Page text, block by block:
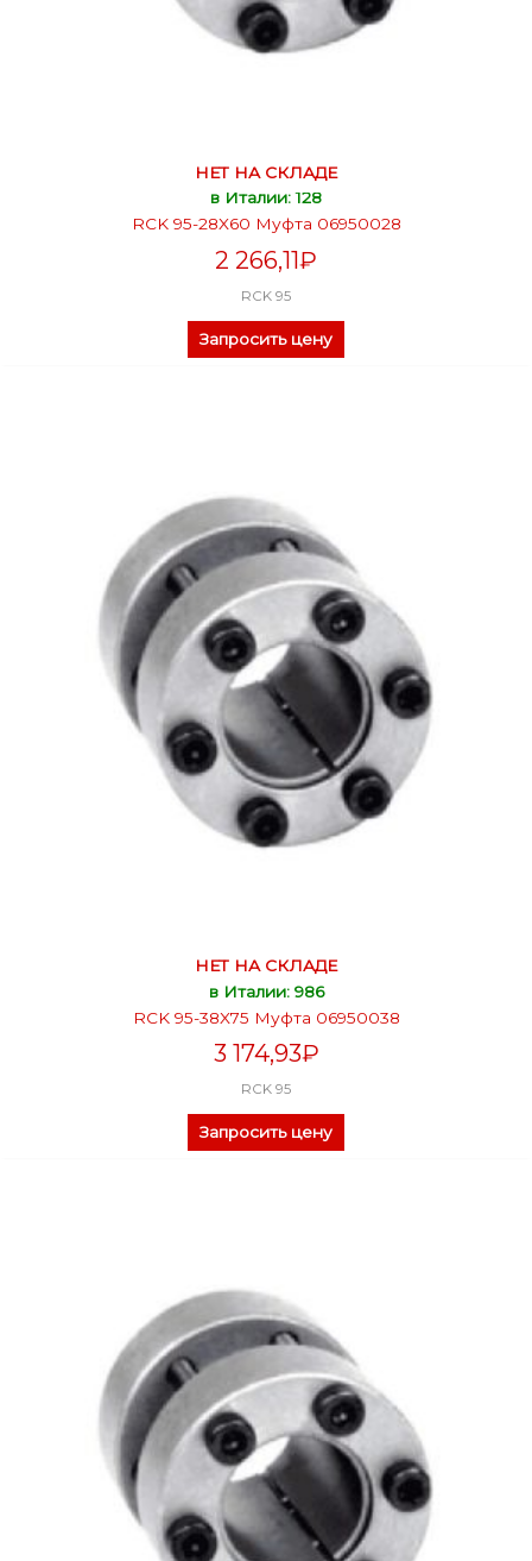
НЕТ НА СКЛАДЕ
в Италии: 128
RCK 95-28X60 Муфта 06950028
2 266,11₽
RCK 95
Запросить цену
НЕТ НА СКЛАДЕ
в Италии: 986
RCK 95-38X75 Муфта 06950038
3 174,93₽
RCK 95
Запросить цену